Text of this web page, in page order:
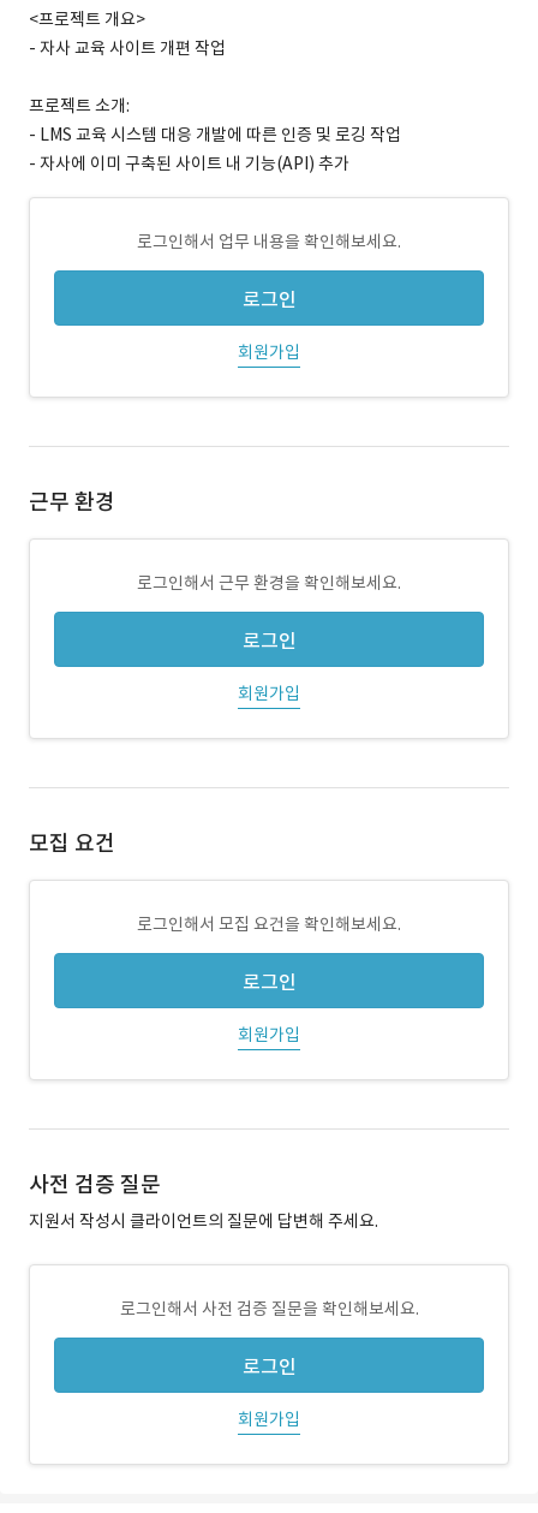
<프로젝트 개요>
- 자사 교육 사이트 개편 작업
프로젝트 소개:
- LMS 교육 시스템 대응 개발에 따른 인증 및 로깅 작업
- 자사에 이미 구축된 사이트 내 기능(API) 추가
로그인해서 업무 내용을 확인해보세요.
로그인
회원가입
근무 환경
로그인해서 근무 환경을 확인해보세요.
로그인
회원가입
모집 요건
로그인해서 모집 요건을 확인해보세요.
로그인
회원가입
사전 검증 질문
지원서 작성시 클라이언트의 질문에 답변해 주세요.
로그인해서 사전 검증 질문을 확인해보세요.
로그인
회원가입